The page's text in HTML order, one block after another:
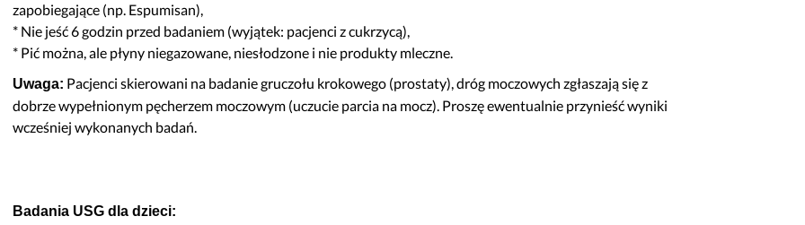
zapobiegające (np. Espumisan),
* Nie jeść 6 godzin przed badaniem (wyjątek: pacjenci z cukrzycą),
* Pić można, ale płyny niegazowane, niesłodzone i nie produkty mleczne.
Uwaga: Pacjenci skierowani na badanie gruczołu krokowego (prostaty), dróg moczowych zgłaszają się z
dobrze wypełnionym pęcherzem moczowym (uczucie parcia na mocz). Proszę ewentualnie przynieść wyniki
wcześniej wykonanych badań.
Badania USG dla dzieci: